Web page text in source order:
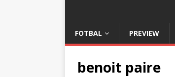
FOTBAL PREVIEW
benoit paire